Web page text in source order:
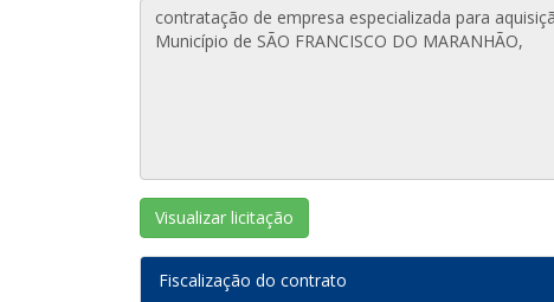
Visualizar licitação
Fiscalização do contrato